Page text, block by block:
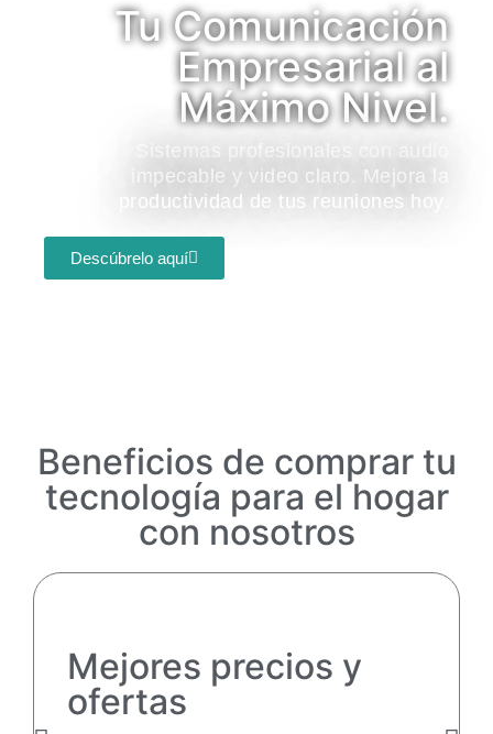
Tu Comunicación
Empresarial al
Máximo Nivel.
Sistemas profesionales con audio
impecable y video claro. Mejora la
productividad de tus reuniones hoy.
Descúbrelo aquí
Beneficios de comprar tu
tecnología para el hogar
con nosotros
Mejores precios y
ofertas